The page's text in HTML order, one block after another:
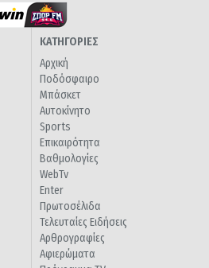
ΚΑΤΗΓΟΡΙΕΣ
Αρχική
Ποδόσφαιρο
Μπάσκετ
Αυτοκίνητο
Sports
Επικαιρότητα
Βαθμολογίες
WebTv
Enter
Πρωτοσέλιδα
Τελευταίες Ειδήσεις
Αρθρογραφίες
Αφιερώματα